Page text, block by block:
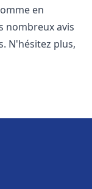
en
nombreux avis
N'hésitez plus,